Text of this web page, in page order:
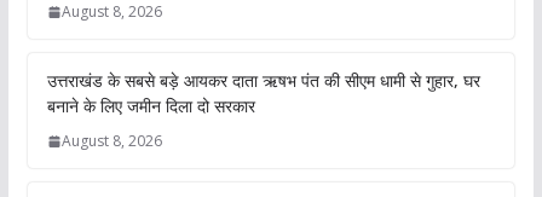
August 8, 2026
उत्तराखंड के सबसे बड़े आयकर दाता ऋषभ पंत की सीएम धामी से गुहार, घर
बनाने के लिए जमीन दिला दो सरकार
August 8, 2026